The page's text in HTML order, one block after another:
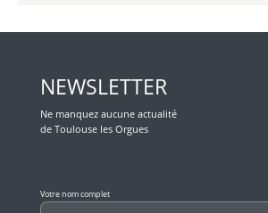
NEWSLETTER
Ne manquez aucune actualité
de Toulouse les Orgues
Votre nom complet